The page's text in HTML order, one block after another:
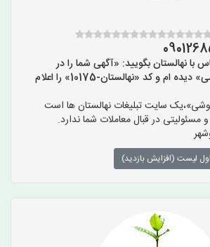
با نهالستان بگویید: «آگهی شما را در
سایت «نهال فروشی» دیده ام و کد «نهالستان-10175» را اعلام
سایت تبلیغات نهالستان ها است
در قبال معاملات شما ندارد.
لیست (افزایش بازدید)